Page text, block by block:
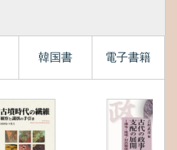
韓国書 電子書籍